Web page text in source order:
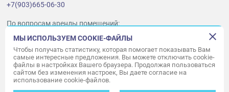
+7(903)665-06-30
По вопросам аренды помещений:
ukleykina@nhood.com
+7(903)665-98-78
© ООО «Акварель» 2010–2026.
Все права защищены
МЫ ИСПОЛЬЗУЕМ COOKIE-ФАЙЛЫ
Чтобы получать статистику, которая помогает показывать Вам
самые интересные предложения. Вы можете отключить cookie-
файлы в настройках Вашего браузера. Продолжая пользоваться
сайтом без изменения настроек, Вы даете согласие на
использование cookie-файлов.